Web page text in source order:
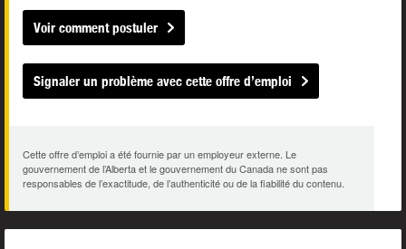
Voir comment postuler
Signaler un problème avec cette offre d’emploi
Cette offre d’emploi a été fournie par un employeur externe. Le
gouvernement de l’Alberta et le gouvernement du Canada ne sont pas
responsables de l’exactitude, de l’authenticité ou de la fiabilité du contenu.